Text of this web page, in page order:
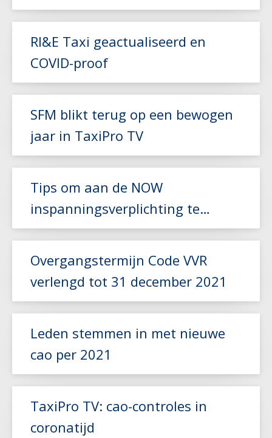
Lees meer
RI&E Taxi geactualiseerd en
COVID-proof
SFM blikt terug op een bewogen
jaar in TaxiPro TV
Tips om aan de NOW
inspanningsverplichting te
voldoen
Lees meer
Overgangstermijn Code VVR
verlengd tot 31 december 2021
Leden stemmen in met nieuwe
cao per 2021
TaxiPro TV: cao-controles in
coronatijd